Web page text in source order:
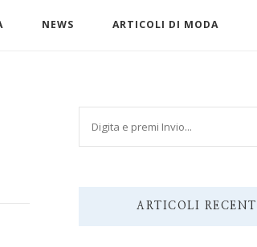
NEWS ARTICOLI DI MODA
ARTICOLI RECENTI